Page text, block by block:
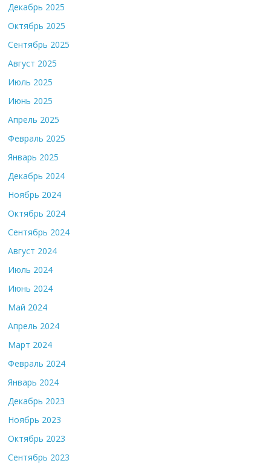
Декабрь 2025
Октябрь 2025
Сентябрь 2025
Август 2025
Июль 2025
Июнь 2025
Апрель 2025
Февраль 2025
Январь 2025
Декабрь 2024
Ноябрь 2024
Октябрь 2024
Сентябрь 2024
Август 2024
Июль 2024
Июнь 2024
Май 2024
Апрель 2024
Март 2024
Февраль 2024
Январь 2024
Декабрь 2023
Ноябрь 2023
Октябрь 2023
Сентябрь 2023